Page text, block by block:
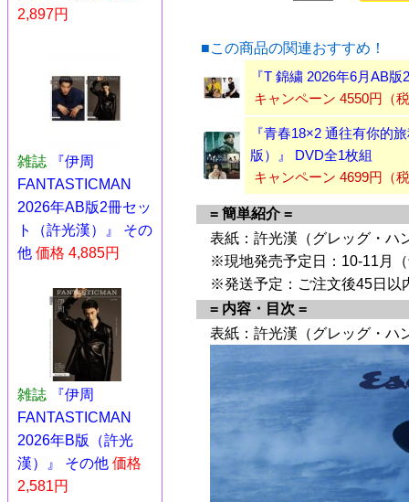
2,897円
雑誌
『伊周
FANTASTICMAN
2026年AB版2冊セッ
ト（許光漢）』 その
他 価格 4,885円
雑誌
『伊周
FANTASTICMAN
2026年B版（許光
漢）』 その他 価格
2,581円
■この商品の関連おすすめ！
『T 錦繍 2026年6月AB
キャンペーン 4550円（
『青春18×2 通往有你的
版）』 DVD全1枚組
キャンペーン 4699円（
= 簡単紹介 =
表紙：許光漢（グレッグ・ハ
※現地発売予定日：10-11月
※発送予定：ご注文後45日以
= 内容・目次 =
表紙：許光漢（グレッグ・ハ